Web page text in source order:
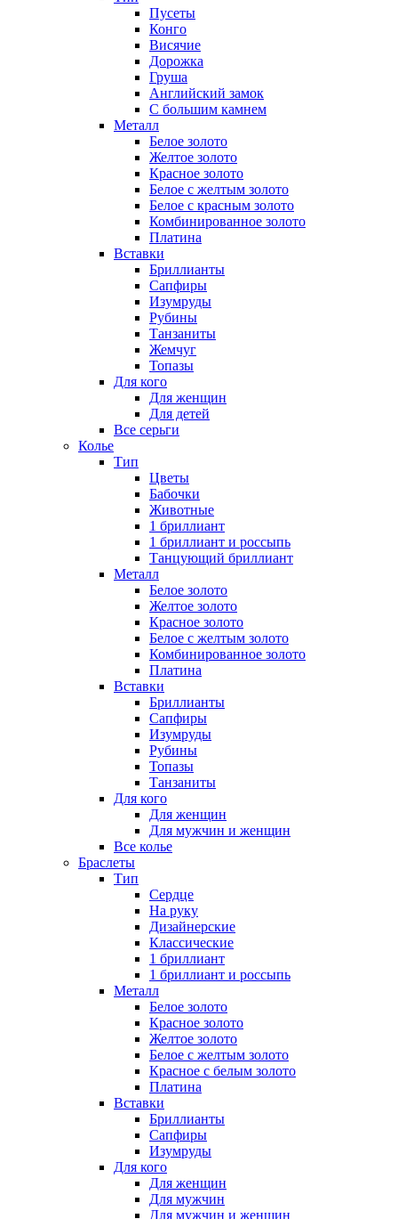
Пусеты
Конго
Висячие
Дорожка
Груша
Английский замок
С большим камнем
Металл
Белое золото
Желтое золото
Красное золото
Белое с желтым золото
Белое с красным золото
Комбинированное золото
Платина
Вставки
Бриллианты
Сапфиры
Изумруды
Рубины
Танзаниты
Жемчуг
Топазы
Для кого
Для женщин
Для детей
Все серьги
Колье
Тип
Цветы
Бабочки
Животные
1 бриллиант
1 бриллиант и россыпь
Танцующий бриллиант
Металл
Белое золото
Желтое золото
Красное золото
Белое с желтым золото
Комбинированное золото
Платина
Вставки
Бриллианты
Сапфиры
Изумруды
Рубины
Топазы
Танзаниты
Для кого
Для женщин
Для мужчин и женщин
Все колье
Браслеты
Тип
Сердце
На руку
Дизайнерские
Классические
1 бриллиант
1 бриллиант и россыпь
Металл
Белое золото
Красное золото
Желтое золото
Белое с желтым золото
Красное с белым золото
Платина
Вставки
Бриллианты
Сапфиры
Изумруды
Для кого
Для женщин
Для мужчин
Для мужчин и женщин